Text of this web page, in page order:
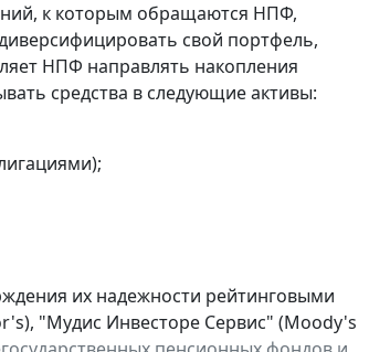
к которым обращаются НПФ,
свой портфель,
НПФ направлять накопления
средства в следующие активы:
их надежности рейтинговыми
"Мудис Инвесторе Сервис" (Moody's